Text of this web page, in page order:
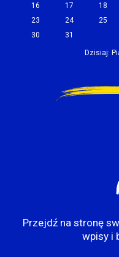
16
17 18
23
24 25
30
31
Dzisiaj:
Przejdź na stronę
wpisy i